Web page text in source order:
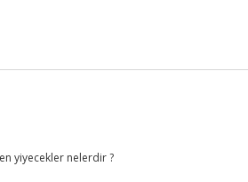
yiyecekler nelerdir ?